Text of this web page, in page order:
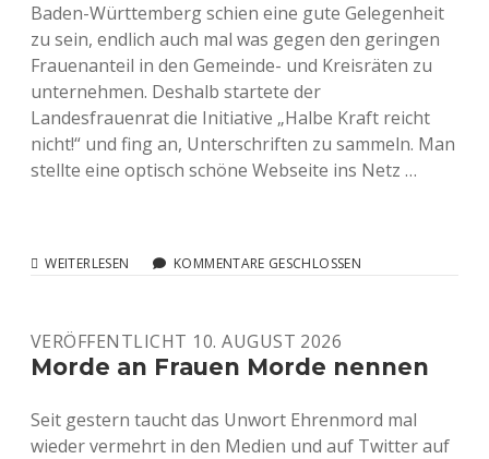
Baden-Württemberg schien eine gute Gelegenheit
zu sein, endlich auch mal was gegen den geringen
Frauenanteil in den Gemeinde- und Kreisräten zu
unternehmen. Deshalb startete der
Landesfrauenrat die Initiative „Halbe Kraft reicht
nicht!“ und fing an, Unterschriften zu sammeln. Man
stellte eine optisch schöne Webseite ins Netz …
WEITERLESEN FRAUEN,KOMMENTARE GESCHLOSSEN
VERÖFFENTLICHT 10. AUGUST 2026
Morde an Frauen Morde nennen
Seit gestern taucht das Unwort Ehrenmord mal
wieder vermehrt in den Medien und auf Twitter auf